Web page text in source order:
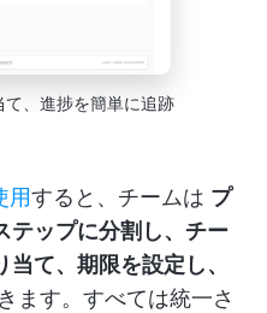
、進捗を簡単に追跡
用すると、チームは プ
テップに分割し、チー
て、期限を設定し、
ます。すべては統一さ